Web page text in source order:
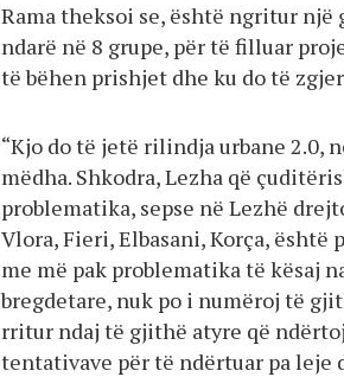
Rama theksoi se, është ngritur
ndarë në 8 grupe, për të filluar
të bëhen prishjet dhe ku do të
“Kjo do të jetë rilindja urbane 2.0,
mëdha. Shkodra, Lezha që
problematika, sepse në Lezhë
Vlora, Fieri, Elbasani, Korça,
me më pak problematika të kësaj
bregdetare, nuk po i numëroj të
rritur ndaj të gjithë atyre që
tentativave për të ndërtuar pa leje